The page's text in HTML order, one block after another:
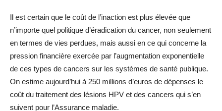
Il est certain que le coût de l’inaction est plus élevée que
n’importe quel politique d’éradication du cancer, non seulement
en termes de vies perdues, mais aussi en ce qui concerne la
pression financière exercée par l’augmentation exponentielle
de ces types de cancers sur les systèmes de santé publique.
On estime aujourd’hui à 250 millions d’euros de dépenses le
coût du traitement des lésions HPV et des cancers qui s’en
suivent pour l’Assurance maladie.